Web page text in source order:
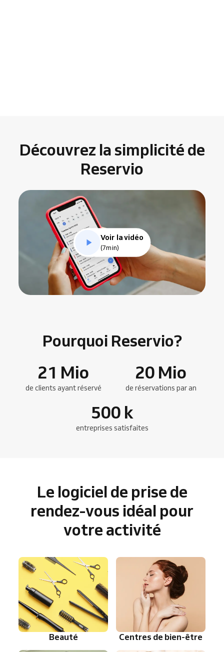
Découvrez la simplicité de
Reservio
Voir la vidéo
(7min)
Pourquoi Reservio?
21 Mio
de clients ayant réservé
20 Mio
de réservations par an
500 k
entreprises satisfaites
Le logiciel de prise de
rendez-vous idéal pour
votre activité
Beauté Centres de bien-être